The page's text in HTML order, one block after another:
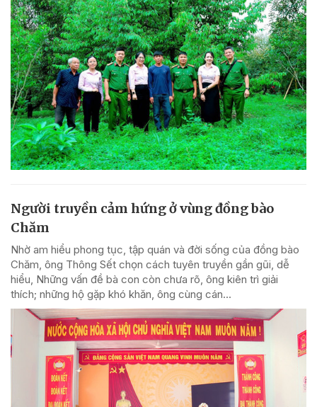
Người truyền cảm hứng ở vùng đồng bào
Chăm
Nhờ am hiểu phong tục, tập quán và đời sống của đồng bào
Chăm, ông Thông Sết chọn cách tuyên truyền gần gũi, dễ
hiểu, Những vấn đề bà con còn chưa rõ, ông kiên trì giải
thích; những hộ gặp khó khăn, ông cùng cán...